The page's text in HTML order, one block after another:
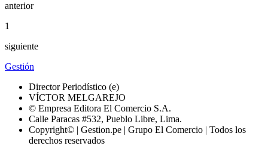
anterior
1
siguiente
Gestión
Director Periodístico (e)
VÍCTOR MELGAREJO
© Empresa Editora El Comercio S.A.
Calle Paracas #532, Pueblo Libre, Lima.
Copyright© | Gestion.pe | Grupo El Comercio | Todos los
derechos reservados